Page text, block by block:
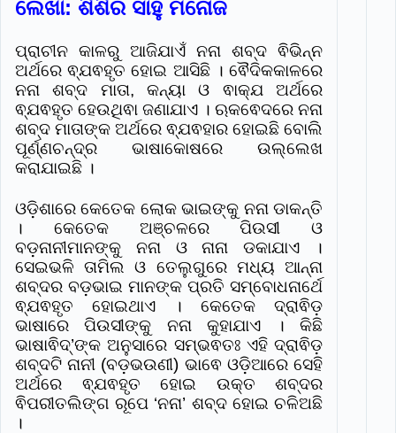
ଲେଖା: ଶିଶିର ସାହୁ ମନୋଜ
ପ୍ରାଚୀନ କାଳରୁ ଆଜିଯାଏଁ ନନା ଶବ୍ଦ ଵିଭିନ୍ନ
ଅର୍ଥରେ ଵ୍ଯଵହୃତ ହୋଇ ଆସିଛି । ଵୈଦିକକାଳରେ
ନନା ଶବ୍ଦ ମାତା, କନ୍ୟା ଓ ଵାକ୍ଯ ଅର୍ଥରେ
ଵ୍ଯଵହୃତ ହେଉଥିଵା ଜଣାଯାଏ । ଋକଵେଦରେ ନନା
ଶବ୍ଦ ମାତାଙ୍କ ଅର୍ଥରେ ଵ୍ଯଵହାର ହୋଇଛି ବୋଲି
ପୂର୍ଣ୍ଣଚନ୍ଦ୍ର ଭାଷାକୋଷରେ ଉଲ୍ଲେଖ
କରାଯାଇଛି ।
ଓଡ଼ିଶାରେ କେତେକ ଲୋକ ଭାଇଙ୍କୁ ନନା ଡାକନ୍ତି
। କେତେକ ଅଞ୍ଚଳରେ ପିଉସୀ ଓ
ବଡ଼ନାନୀମାନଙ୍କୁ ନନା ଓ ନାନା ଡକାଯାଏ ।
ସେଇଭଳି ତାମିଲ ଓ ତେଲୁଗୁରେ ମଧ୍ୟ ଆନ୍ନା
ଶବ୍ଦର ବଡ଼ଭାଇ ମାନଙ୍କ ପ୍ରତି ସମ୍ବୋଧନାର୍ଥେ
ଵ୍ଯଵହୃତ ହୋଇଥାଏ । କେତେକ ଦ୍ରାଵିଡ଼
ଭାଷାରେ ପିଉସୀଙ୍କୁ ନନା କୁହାଯାଏ । କିଛି
ଭାଷାଵିଦ୍’ଙ୍କ ଅନୁସାରେ ସମ୍ଭଵତଃ ଏହି ଦ୍ରାଵିଡ଼
ଶବ୍ଦଟି ନାନୀ (ବଡ଼ଭଉଣୀ) ଭାଵେ ଓଡ଼ିଆରେ ସେହି
ଅର୍ଥରେ ଵ୍ଯଵହୃତ ହୋଇ ଉକ୍ତ ଶବ୍ଦର
ଵିପରୀତଲିଙ୍ଗ ରୂପେ ‘ନନା’ ଶବ୍ଦ ହୋଇ ଚଳିଅଛି
।